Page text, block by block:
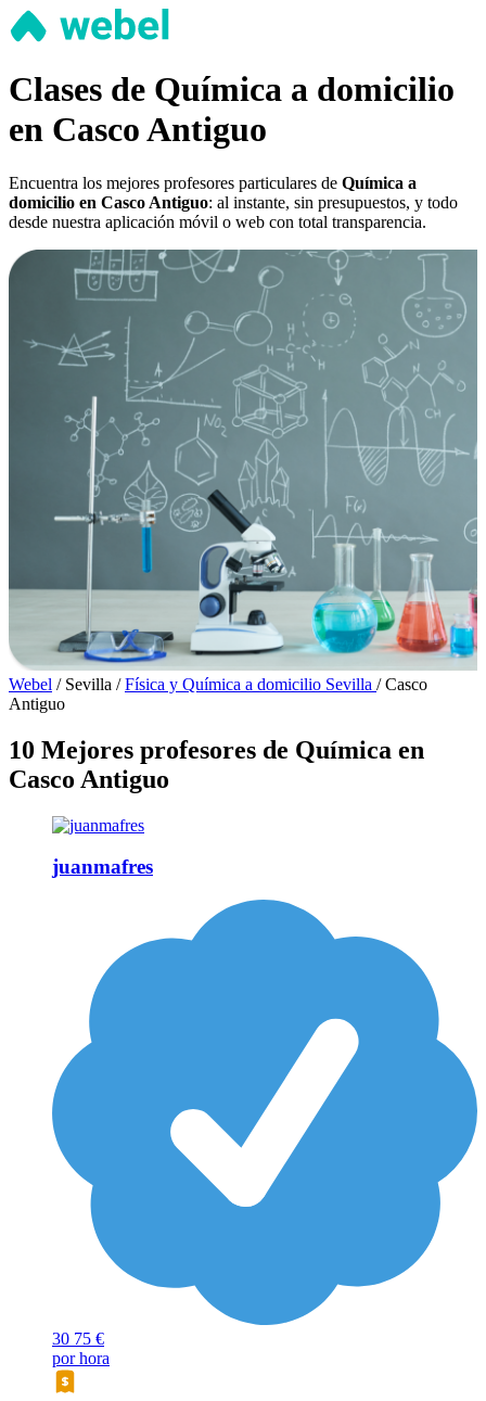
Clases de Química a domicilio
en Casco Antiguo
Encuentra los mejores profesores particulares de Química a
domicilio en Casco Antiguo: al instante, sin presupuestos, y todo
desde nuestra aplicación móvil o web con total transparencia.
Webel / Sevilla / Física y Química a domicilio Sevilla / Casco
Antiguo
10 Mejores profesores de Química en
Casco Antiguo
juanmafres
30 75 €
por hora